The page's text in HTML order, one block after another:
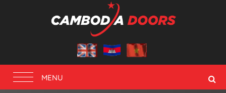
Toggle
navigation
MENU